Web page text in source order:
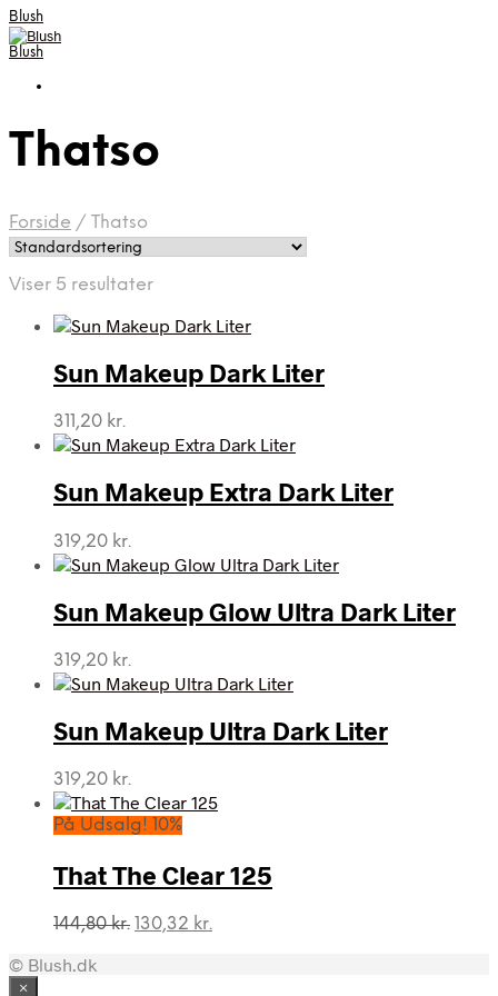
Blush
Blush
Thatso
Forside / Thatso
Viser 5 resultater
Sun Makeup Dark Liter
311,20 kr.
Sun Makeup Extra Dark Liter
319,20 kr.
Sun Makeup Glow Ultra Dark Liter
319,20 kr.
Sun Makeup Ultra Dark Liter
319,20 kr.
På Udsalg! 10%
That The Clear 125
144,80kr. Den
130,32 kr.
© Blush.dk
×